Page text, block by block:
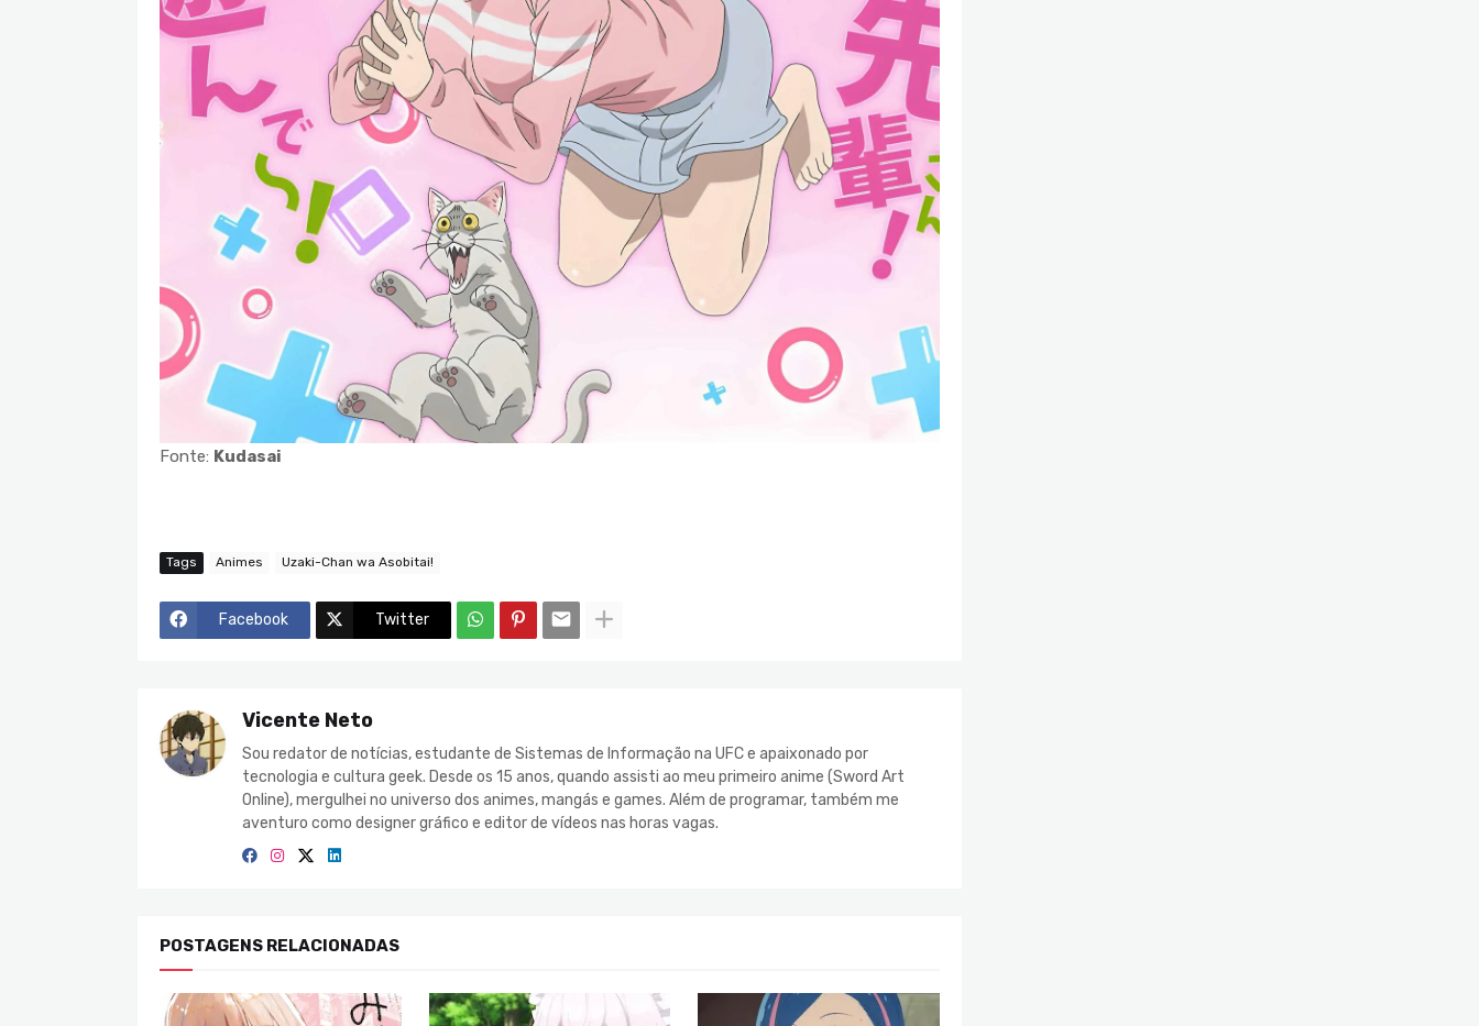
Fonte: Kudasai
Tags Animes Uzaki-Chan wa Asobitai!
Facebook Twitter
Vicente Neto
Sou redator de notícias, estudante de Sistemas de Informação na UFC e apaixonado por
tecnologia e cultura geek. Desde os 15 anos, quando assisti ao meu primeiro anime (Sword Art
Online), mergulhei no universo dos animes, mangás e games. Além de programar, também me
aventuro como designer gráfico e editor de vídeos nas horas vagas.
POSTAGENS RELACIONADAS